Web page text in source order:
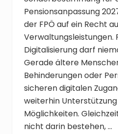
Pensionsanpassung
der FPÖ auf ein Recht
Verwaltungsleistungen.
Digitalisierung darf
Gerade ältere
Behinderungen oder
sicheren digitalen
weiterhin
Möglichkeiten.
nicht darin bestehen, …